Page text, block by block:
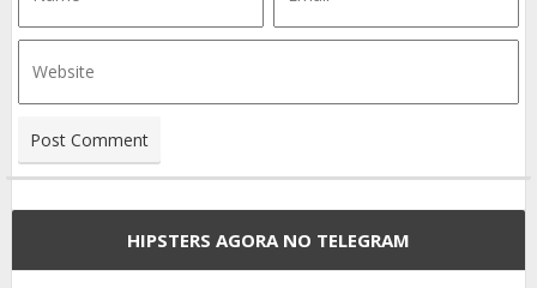
HIPSTERS AGORA NO TELEGRAM